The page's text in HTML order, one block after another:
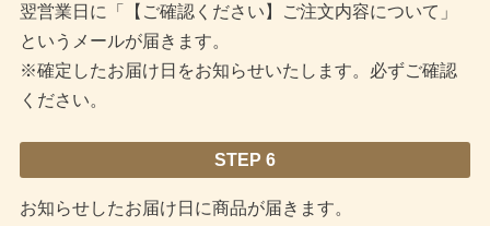
翌営業日に「【ご確認ください】ご注文内容について」
というメールが届きます。
※確定したお届け日をお知らせいたします。必ずご確認
ください。
STEP 6
お知らせしたお届け日に商品が届きます。